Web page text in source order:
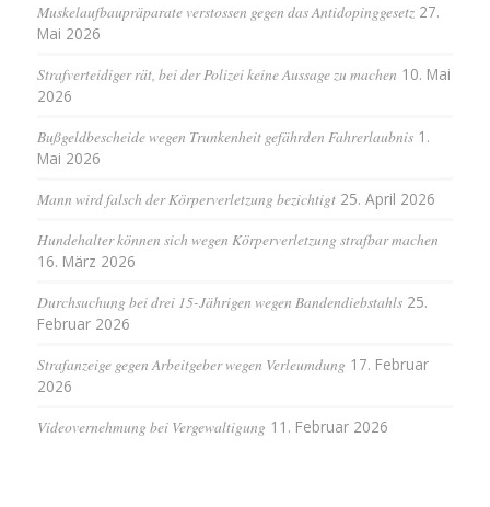
Muskelaufbaupräparate verstossen gegen das Antidopinggesetz 27.
Mai 2026
Strafverteidiger rät, bei der Polizei keine Aussage zu machen 10. Mai
2026
Bußgeldbescheide wegen Trunkenheit gefährden Fahrerlaubnis 1.
Mai 2026
Mann wird falsch der Körperverletzung bezichtigt 25. April 2026
Hundehalter können sich wegen Körperverletzung strafbar machen
16. März 2026
Durchsuchung bei drei 15-Jährigen wegen Bandendiebstahls 25.
Februar 2026
Strafanzeige gegen Arbeitgeber wegen Verleumdung 17. Februar
2026
Videovernehmung bei Vergewaltigung 11. Februar 2026